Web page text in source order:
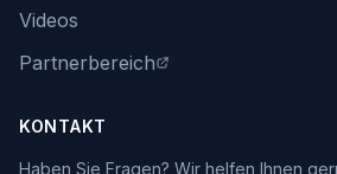
Videos
Partnerbereich
KONTAKT
Haben Sie Fragen? Wir helfen Ihnen